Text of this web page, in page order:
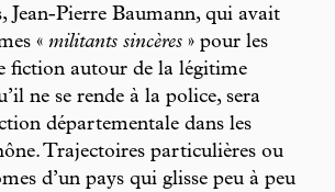
Jean-Pierre Baumann, qui avait
« militants sincères » pour les
fiction autour de la légitime
ne se rende à la police, sera
départementale dans les
Trajectoires particulières ou
d’un pays qui glisse peu à peu